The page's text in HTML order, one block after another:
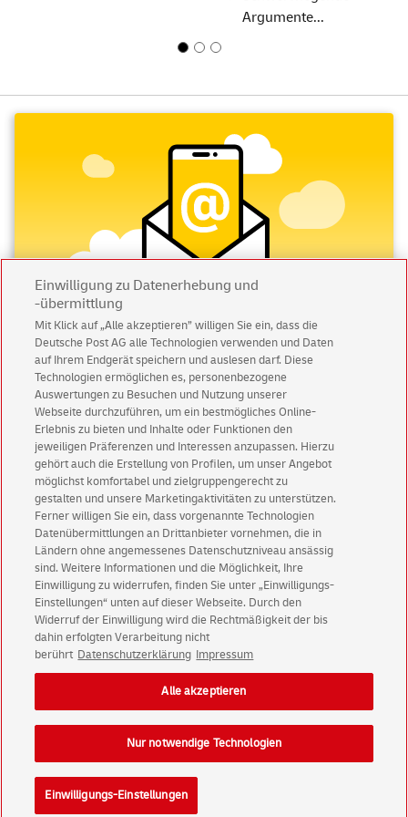
Argumente...
Abonnieren Sie unseren Newsletter
Immer informiert über exklusive Angebote und
Aktionen - jetzt mit Vorteil
Privatkunden sichern sich einen5 € Gutschein
für POSTSCAN!
Geschäftskundenerhalten einen5 € Gutschein
für Briefmarke individuell!
Zur Newsletter-Anmeldung
© Sat Aug 08 01:04:24 CEST 2026 Deutsche Post AG
Datenschutz
Einwilligungs-Einstellungen
Rechtliche Hinweise
Einwilligung zu Datenerhebung und
-übermittlung
Mit Klick auf „Alle akzeptieren” willigen Sie ein, dass die
Deutsche Post AG alle Technologien verwenden und Daten
auf Ihrem Endgerät speichern und auslesen darf. Diese
Technologien ermöglichen es, personenbezogene
Auswertungen zu Besuchen und Nutzung unserer
Webseite durchzuführen, um ein bestmögliches Online-
Erlebnis zu bieten und Inhalte oder Funktionen den
jeweiligen Präferenzen und Interessen anzupassen. Hierzu
gehört auch die Erstellung von Profilen, um unser Angebot
möglichst komfortabel und zielgruppengerecht zu
gestalten und unsere Marketingaktivitäten zu unterstützen.
Ferner willigen Sie ein, dass vorgenannte Technologien
Datenübermittlungen an Drittanbieter vornehmen, die in
Ländern ohne angemessenes Datenschutzniveau ansässig
sind. Weitere Informationen und die Möglichkeit, Ihre
Einwilligung zu widerrufen, finden Sie unter „Einwilligungs-
Einstellungen“ unten auf dieser Webseite. Durch den
Widerruf der Einwilligung wird die Rechtmäßigkeit der bis
dahin erfolgten Verarbeitung nicht
berührt Datenschutzerklärung Impressum
Einwilligungs-Einstellungen
Nur notwendige Technologien
Alle akzeptieren